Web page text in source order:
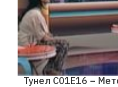
Тунел С01Е16 –